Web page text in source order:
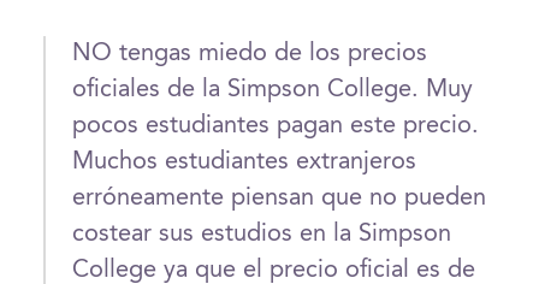
NO tengas miedo de los precios
oficiales de la Simpson College. Muy
pocos estudiantes pagan este precio.
Muchos estudiantes extranjeros
erróneamente piensan que no pueden
costear sus estudios en la Simpson
College ya que el precio oficial es de